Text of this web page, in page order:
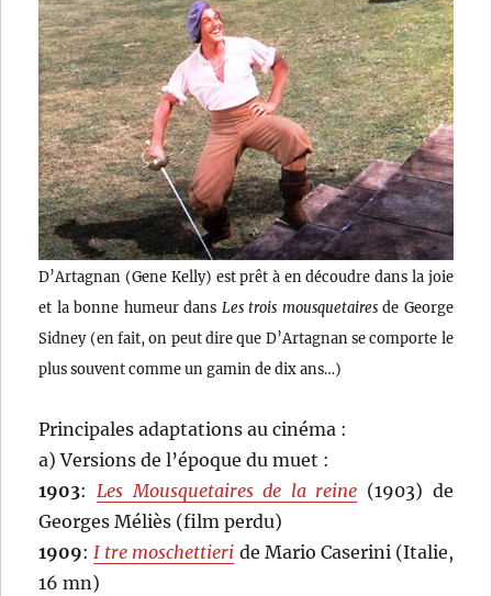
D’Artagnan (Gene Kelly) est prêt à en découdre dans la joie
et la bonne humeur dans Les trois mousquetairesde George
Sidney (en fait, on peut dire que D’Artagnan se comporte le
plus souvent comme un gamin de dix ans…)
Principales adaptations au cinéma :
a) Versions de l’époque du muet :
1903: Les Mousquetaires de la reine (1903) de
Georges Méliès (film perdu)
1909:I tre moschettieri de Mario Caserini (Italie,
16 mn)